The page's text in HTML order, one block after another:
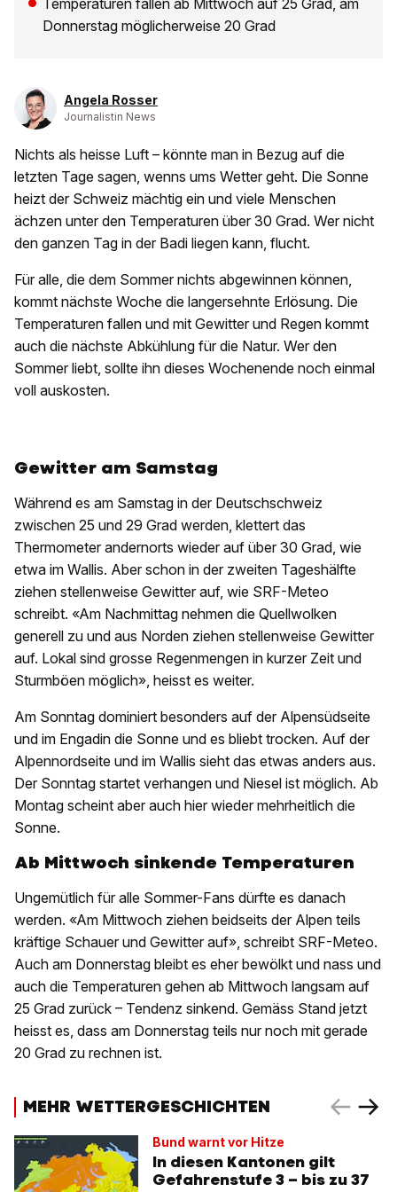
Temperaturen fallen ab Mittwoch auf 25 Grad, am
Donnerstag möglicherweise 20 Grad
Angela Rosser
Journalistin News
Nichts als heisse Luft – könnte man in Bezug auf die
letzten Tage sagen, wenns ums Wetter geht. Die Sonne
heizt der Schweiz mächtig ein und viele Menschen
ächzen unter den Temperaturen über 30 Grad. Wer nicht
den ganzen Tag in der Badi liegen kann, flucht.
Für alle, die dem Sommer nichts abgewinnen können,
kommt nächste Woche die langersehnte Erlösung. Die
Temperaturen fallen und mit Gewitter und Regen kommt
auch die nächste Abkühlung für die Natur. Wer den
Sommer liebt, sollte ihn dieses Wochenende noch einmal
voll auskosten.
Gewitter am Samstag
Während es am Samstag in der Deutschschweiz
zwischen 25 und 29 Grad werden, klettert das
Thermometer andernorts wieder auf über 30 Grad, wie
etwa im Wallis. Aber schon in der zweiten Tageshälfte
ziehen stellenweise Gewitter auf, wie SRF-Meteo
schreibt. «Am Nachmittag nehmen die Quellwolken
generell zu und aus Norden ziehen stellenweise Gewitter
auf. Lokal sind grosse Regenmengen in kurzer Zeit und
Sturmböen möglich», heisst es weiter.
Am Sonntag dominiert besonders auf der Alpensüdseite
und im Engadin die Sonne und es bliebt trocken. Auf der
Alpennordseite und im Wallis sieht das etwas anders aus.
Der Sonntag startet verhangen und Niesel ist möglich. Ab
Montag scheint aber auch hier wieder mehrheitlich die
Sonne.
Ab Mittwoch sinkende Temperaturen
Ungemütlich für alle Sommer-Fans dürfte es danach
werden. «Am Mittwoch ziehen beidseits der Alpen teils
kräftige Schauer und Gewitter auf», schreibt SRF-Meteo.
Auch am Donnerstag bleibt es eher bewölkt und nass und
auch die Temperaturen gehen ab Mittwoch langsam auf
25 Grad zurück – Tendenz sinkend. Gemäss Stand jetzt
heisst es, dass am Donnerstag teils nur noch mit gerade
20 Grad zu rechnen ist.
MEHR WETTERGESCHICHTEN
Bund warnt vor Hitze
In diesen Kantonen gilt
Gefahrenstufe 3 – bis zu 37